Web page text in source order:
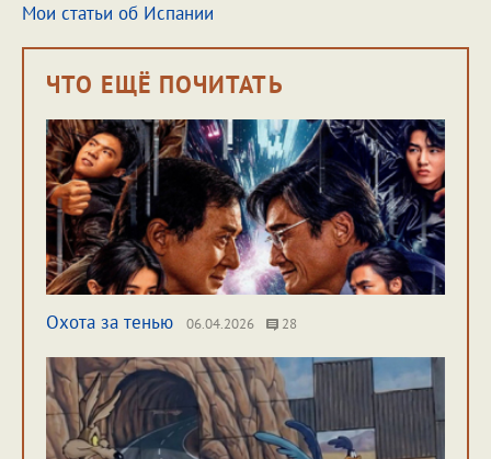
Мои статьи об Испании
ЧТО ЕЩЁ ПОЧИТАТЬ
Охота за тенью 06.04.2026 28